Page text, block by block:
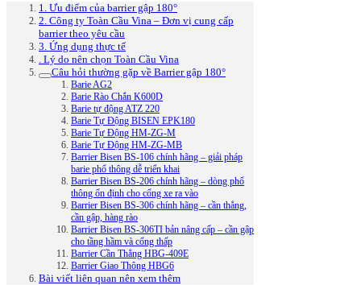
1. Ưu điểm của barrier gập 180°
2. Công ty Toàn Cầu Vina – Đơn vị cung cấp
barrier theo yêu cầu
3. Ứng dụng thực tế
. Lý do nên chọn Toàn Cầu Vina
Câu hỏi thường gặp về Barrier gập 180°
Barie AG2
Barie Rào Chắn K600D
Barie tự động ATZ 220
Barie Tự Động BISEN EPK180
Barie Tự Động HM-ZG-M
Barie Tự Động HM-ZG-MB
Barrier Bisen BS-106 chính hãng – giải pháp
barie phổ thông dễ triển khai
Barrier Bisen BS-206 chính hãng – dòng phổ
thông ổn định cho cổng xe ra vào
Barrier Bisen BS-306 chính hãng – cần thẳng,
cần gập, hàng rào
Barrier Bisen BS-306TI bản nâng cấp – cần gập
cho tầng hầm và cổng thấp
Barrier Cần Thẳng HBG-409E
Barrier Giao Thông HBG6
Bài viết liên quan nên xem thêm